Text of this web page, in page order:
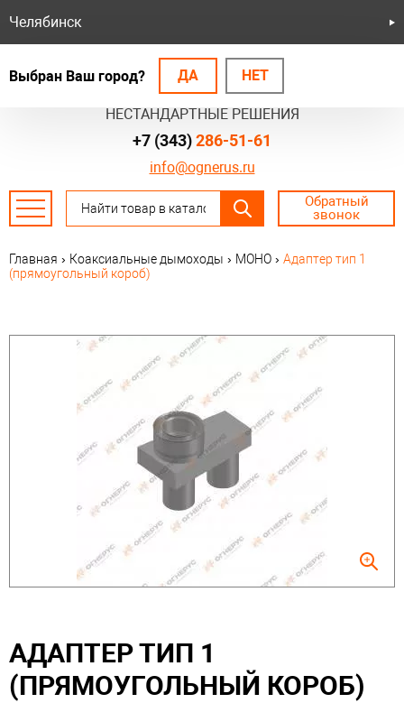
БЕЗОПАСНЫЕ СИСТЕМЫ
НЕСТАНДАРТНЫЕ РЕШЕНИЯ
Челябинск
Выбран Ваш город? ДА НЕТ
info@ognerus.ru
+7 (343)286-51-61
Обратный
звонок
Главная › Коаксиальные дымоходы › МОНО › Адаптер тип 1
(прямоугольный короб)
АДАПТЕР ТИП 1
(ПРЯМОУГОЛЬНЫЙ КОРОБ)